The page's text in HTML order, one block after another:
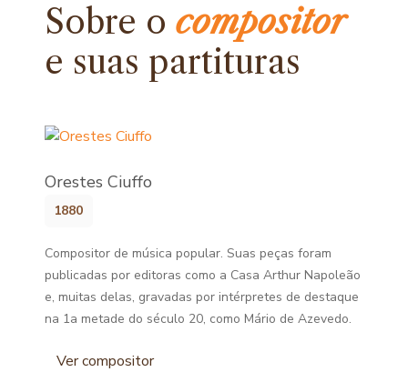
Sobre ocompositor
e suas partituras
Orestes Ciuffo
1880
Compositor de música popular. Suas peças foram
publicadas por editoras como a Casa Arthur Napoleão
e, muitas delas, gravadas por intérpretes de destaque
na 1a metade do século 20, como Mário de Azevedo.
Ver compositor